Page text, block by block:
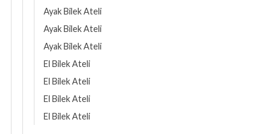
Ayak Bilek Ateli
Ayak Bilek Ateli
Ayak Bilek Ateli
El Bilek Ateli
El Bilek Ateli
El Bilek Ateli
El Bilek Ateli